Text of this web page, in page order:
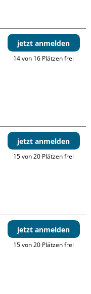
jetzt anmelden
14 von 16 Plätzen frei
jetzt anmelden
15 von 20 Plätzen frei
jetzt anmelden
15 von 20 Plätzen frei